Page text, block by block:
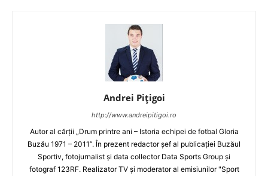
Andrei Pițigoi
http://www.andreipitigoi.ro
Autor al cărţii „Drum printre ani – Istoria echipei de fotbal Gloria
Buzău 1971 – 2011”. În prezent redactor şef al publicaţiei Buzăul
Sportiv, fotojurnalist şi data collector Data Sports Group şi
fotograf 123RF. Realizator TV şi moderator al emisiunilor "Sport